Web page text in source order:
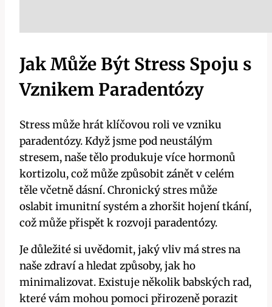
Jak Může Být Stress Spoju s
Vznikem Paradentózy
Stress může hrát klíčovou roli ve vzniku
paradentózy. Když jsme pod neustálým
stresem, naše tělo produkuje více hormonů
kortizolu, což může způsobit zánět v celém
těle včetně dásní. Chronický stres může
oslabit imunitní systém a zhoršit hojení tkání,
což může přispět k rozvoji paradentózy.
Je důležité si uvědomit, jaký vliv má stres na
naše zdraví a hledat způsoby, jak ho
minimalizovat. Existuje několik babských rad,
které vám mohou pomoci přirozeně porazit